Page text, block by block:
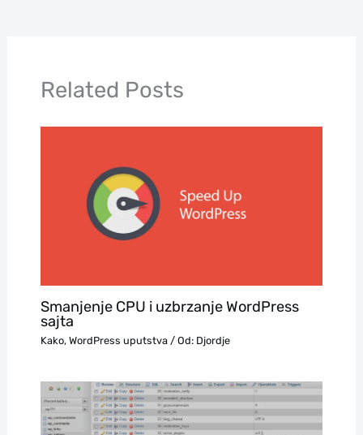
Related Posts
Smanjenje CPU i uzbrzanje WordPress
sajta
Kako, WordPress uputstva/ Od: Djordje